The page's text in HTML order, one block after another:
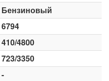
Бензиновый
6794
410/4800
723/3350
-